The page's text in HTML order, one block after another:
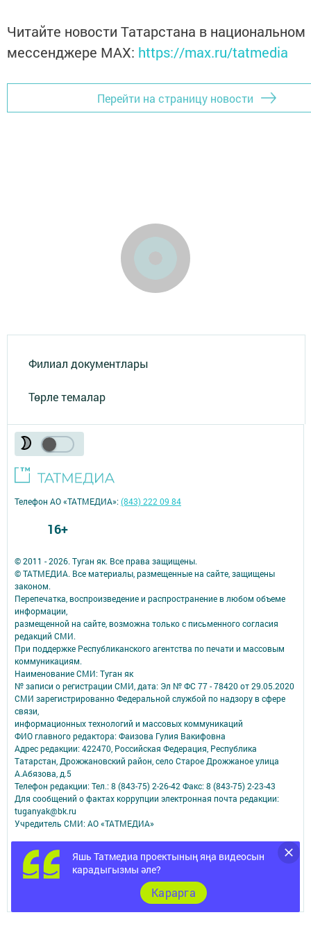
Читайте новости Татарстана в национальном
мессенджере MАХ: https://max.ru/tatmedia
Перейти на страницу новости
Филиал документлары
Төрле темалар
Яшь Татмедиа проектының яңа видеосын
карадыгызмы әле?
Карарга
© 2011 - 2026. Туган як. Все права защищены.
© ТАТМЕДИА. Все материалы, размещенные на сайте, защищены
законом.
Перепечатка, воспроизведение и распространение в любом объеме
информации,
размещенной на сайте, возможна только с письменного согласия
редакций СМИ.
При поддержке Республиканского агентства по печати и массовым
коммуникациям.
Наименование СМИ: Туган як
№ записи о регистрации СМИ, дата: Эл № ФС 77 - 78420 от 29.05.2020
СМИ зарегистрированно Федеральной службой по надзору в сфере
связи,
информационных технологий и массовых коммуникаций
ФИО главного редактора: Фаизова Гулия Вакифовна
Адрес редакции: 422470, Российская Федерация, Республика
Татарстан, Дрожжановский район, село Старое Дрожжаное улица
А.Абязова, д.5
Телефон редакции: Тел.: 8 (843-75) 2-26-42 Факс: 8 (843-75) 2-23-43
Для сообщений о фактах коррупции электронная почта редакции:
tuganyak@bk.ru
Учредитель СМИ: АО «ТАТМЕДИА»
Антикоррупционная политика
АО «ТАТМЕДИА» использует «cookie»для персонализации сервисов и
удобства пользователей сайтом.
Использование «cookie» можно отменить в настройках браузера.
Политика конфиденциальности
Телефон АО «ТАТМЕДИА»:(843) 222 09 84
16+